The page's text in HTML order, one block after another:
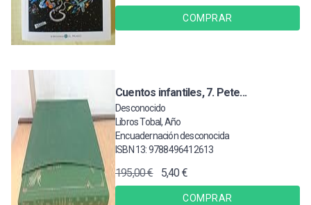
COMPRAR
Cuentos infantiles, 7. Pete...
Desconocido
Libros Tobal, Año
Encuadernación desconocida
ISBN 13: 9788496412613
195,00 € 5,40 €
COMPRAR